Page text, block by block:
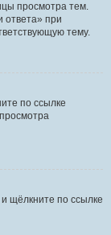
просмотра тем.
ответа» при
тему.
по ссылке
щёлкните по ссылке